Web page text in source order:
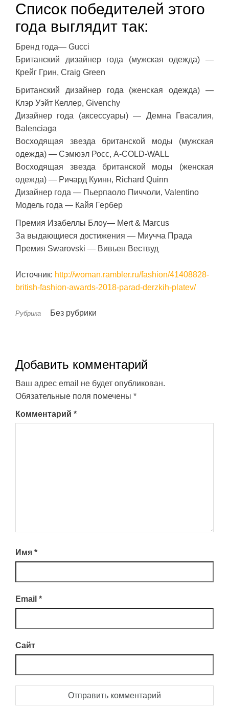
Список победителей этого
года выглядит так:
Бренд года— Gucci
Британский дизайнер года (мужская одежда) —
Крейг Грин, Craig Green
Британский дизайнер года (женская одежда) —
Клэр Уэйт Келлер, Givenchy
Дизайнер года (аксессуары) — Демна Гвасалия,
Balenciaga
Восходящая звезда британской моды (мужская
одежда) — Сэмюэл Росс, A-COLD-WALL
Восходящая звезда британской моды (женская
одежда) — Ричард Куинн, Richard Quinn
Дизайнер года — Пьерпаоло Пиччоли, Valentino
Модель года — Кайя Гербер
Премия Изабеллы Блоу— Mert & Marcus
За выдающиеся достижения — Миучча Прада
Премия Swarovski — Вивьен Вествуд
Источник: http://woman.rambler.ru/fashion/41408828-
british-fashion-awards-2018-parad-derzkih-platev/
Рубрика Без рубрики
Добавить комментарий
Ваш адрес email не будет опубликован.
Обязательные поля помечены *
Комментарий *
Имя *
Email *
Сайт